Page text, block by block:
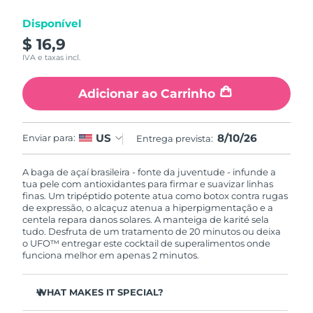
Disponível
$ 16,9
IVA e taxas incl.
Adicionar ao Carrinho
Enviar para: US Entrega prevista: 8/10/26
A baga de açaí brasileira - fonte da juventude - infunde a
tua pele com antioxidantes para firmar e suavizar linhas
finas. Um tripéptido potente atua como botox contra rugas
de expressão, o alcaçuz atenua a hiperpigmentação e a
centela repara danos solares. A manteiga de karité sela
tudo. Desfruta de um tratamento de 20 minutos ou deixa
o UFO™ entregar este cocktail de superalimentos onde
funciona melhor em apenas 2 minutos.
WHAT MAKES IT SPECIAL?
Macau, RAE da
China
Malásia Entrega prevista 8/12/26
Malta Entrega prevista8/9/26
Mônaco Entrega prevista8/10/26
Países Baixos Entrega prevista8/9/26
Nova Zelândia Entrega prevista
Noruega